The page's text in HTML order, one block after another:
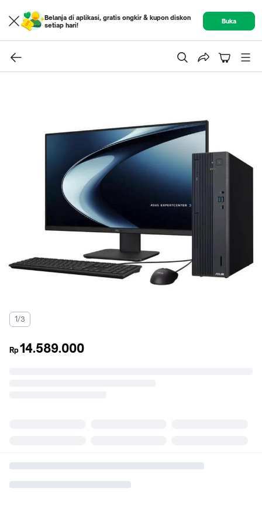
Belanja di aplikasi, gratis ongkir & kupon diskon
setiap hari!
Buka
1/3
Rp14.589.000